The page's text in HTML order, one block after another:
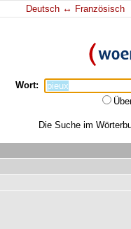
Deutsch ↔ Französisch
Wort:
Die Suche im